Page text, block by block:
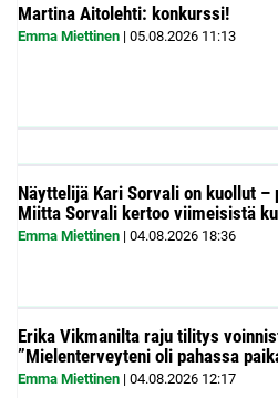
Martina Aitolehti: konkurssi!
Emma Miettinen | 05.08.2026 11:13
Näyttelijä Kari Sorvali on kuollut –
Miitta Sorvali kertoo viimeisistä
Emma Miettinen | 04.08.2026 18:36
Erika Vikmanilta raju tilitys
”Mielenterveyteni oli pahassa
Emma Miettinen | 04.08.2026 12:17